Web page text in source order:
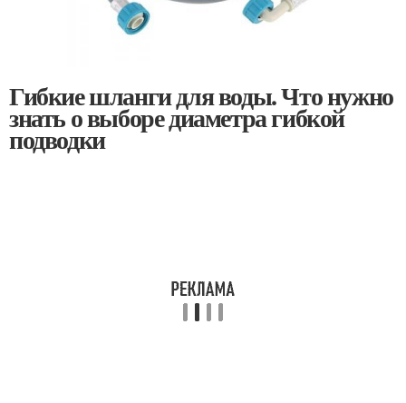
Гибкие шланги для воды. Что нужно
знать о выборе диаметра гибкой
подводки